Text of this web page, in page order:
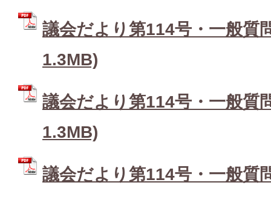
議会だより第114号・一般質
1.3MB)
議会だより第114号・一般質
1.3MB)
議会だより第114号・一般質